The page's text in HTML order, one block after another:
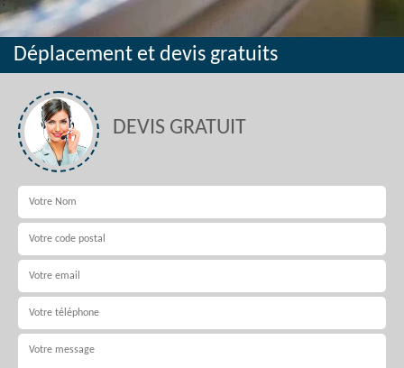
Déplacement et devis gratuits
DEVIS GRATUIT